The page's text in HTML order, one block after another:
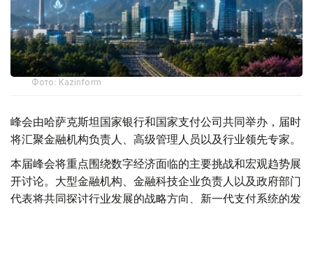
Фото: Kazinform
峰会由哈萨克斯坦国家银行和国家支付公司共同举办，届时
将汇聚金融机构负责人、高级管理人员以及行业领先专家。
本届峰会将重点围绕数字经济面临的主要挑战和宏观趋势展
开讨论。大型金融机构、金融科技企业负责人以及政府部门
代表将共同探讨行业发展的战略方向、新一代支付系统的发